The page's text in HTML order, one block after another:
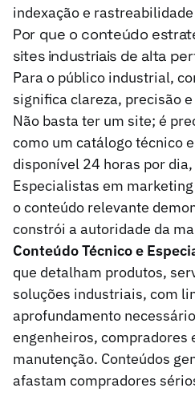
indexação e
Por que o conteúdo
sites industriais de alta
Para o público industrial,
significa clareza, precisão
Não basta ter um site; é
como um catálogo técnico
disponível 24 horas por
Especialistas em
o conteúdo relevante
constrói a autoridade da
Conteúdo Técnico e
que detalham produtos,
soluções industriais, com
aprofundamento
engenheiros, compradores
manutenção. Conteúdos
afastam compradores